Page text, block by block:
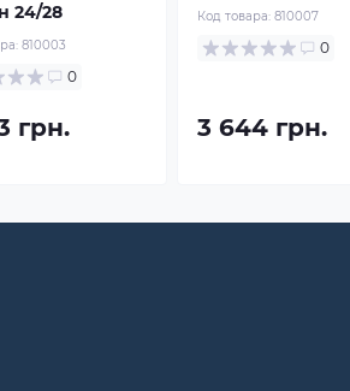
24/28
810003
0
грн.
Код товара: 810007
0
3 644 грн.